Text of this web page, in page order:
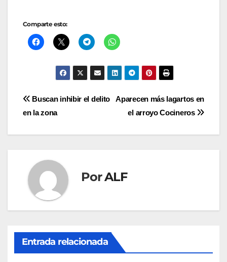
Comparte esto:
Navegación
Aparecen más lagartos en
el arroyo Cocineros
Buscan inhibir el delito
en la zona
PorALF
Entrada relacionada